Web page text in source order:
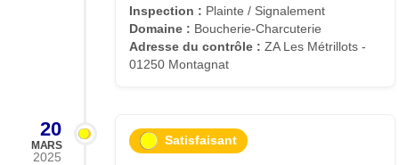
Inspection : Plainte / Signalement
Domaine : Boucherie-Charcuterie
Adresse du contrôle : ZA Les Métrillots -
01250 Montagnat
20
MARS
2025
Satisfaisant